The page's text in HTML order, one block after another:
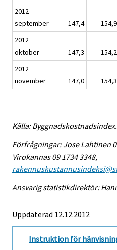
2012
september
147,4 154,9
2012
oktober
147,3 154,2
2012
november
147,0 154,3
Källa:
Förfrågningar: Jose Lahtinen
Virokannas 09 1734 3348,
Ansvarig statistikdirektör:
Uppdaterad 12.12.2012
Instruktion för